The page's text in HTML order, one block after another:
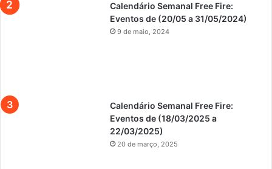
Calendário Semanal Free Fire:
Eventos de (20/05 a 31/05/2024)
9 de maio, 2024
Calendário Semanal Free Fire:
Eventos de (18/03/2025 a
22/03/2025)
20 de março, 2025